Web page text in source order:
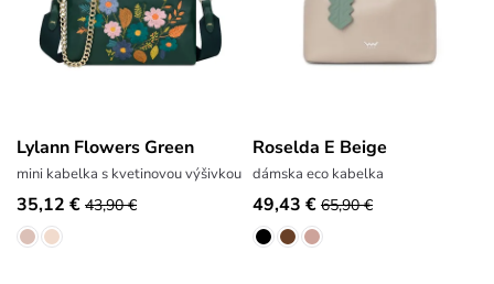
Lylann Flowers Green
mini kabelka s kvetinovou výšivkou
35,12 € 43,90 €
Roselda E Beige
dámska eco kabelka
49,43 € 65,90 €